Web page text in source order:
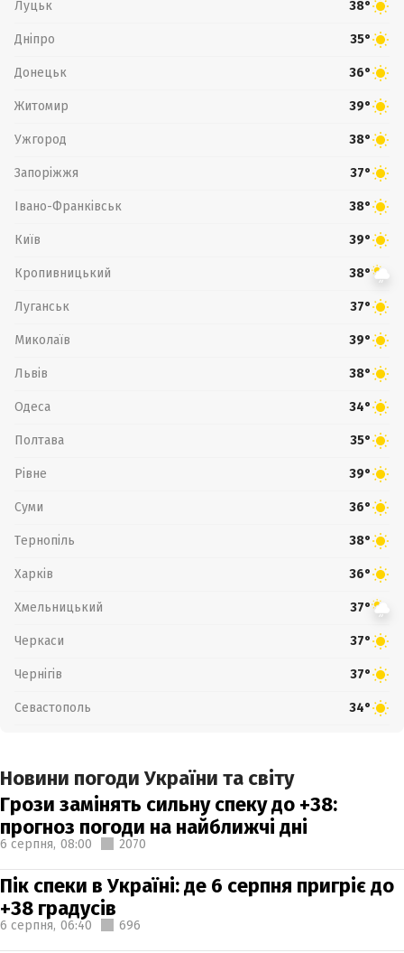
Луцьк 38°
Дніпро 35°
Донецьк 36°
Житомир 39°
Ужгород 38°
Запоріжжя 37°
Івано-Франківськ 38°
Київ 39°
Кропивницький 38°
Луганськ 37°
Миколаїв 39°
Львів 38°
Одеса 34°
Полтава 35°
Рівне 39°
Суми 36°
Тернопіль 38°
Харків 36°
Хмельницький 37°
Черкаси 37°
Чернігів 37°
Севастополь 34°
Новини погоди України та світу
Грози замінять сильну спеку до +38:
прогноз погоди на найближчі дні
6 серпня, 08:00 2070
Пік спеки в Україні: де 6 серпня пригріє до
+38 градусів
6 серпня, 06:40 696